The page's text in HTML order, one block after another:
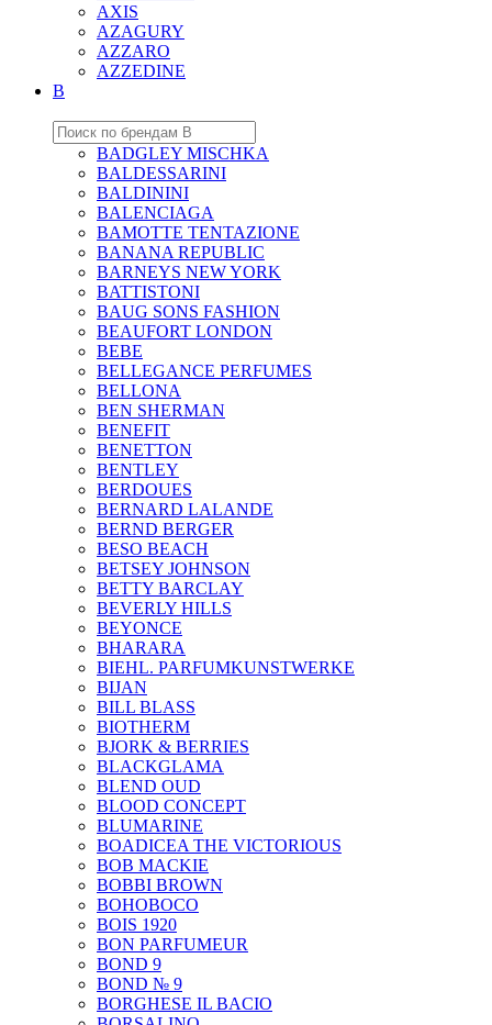
AXIS
AZAGURY
AZZARO
AZZEDINE
B
BADGLEY MISCHKA
BALDESSARINI
BALDININI
BALENCIAGA
BAMOTTE TENTAZIONE
BANANA REPUBLIC
BARNEYS NEW YORK
BATTISTONI
BAUG SONS FASHION
BEAUFORT LONDON
BEBE
BELLEGANCE PERFUMES
BELLONA
BEN SHERMAN
BENEFIT
BENETTON
BENTLEY
BERDOUES
BERNARD LALANDE
BERND BERGER
BESO BEACH
BETSEY JOHNSON
BETTY BARCLAY
BEVERLY HILLS
BEYONCE
BHARARA
BIEHL. PARFUMKUNSTWERKE
BIJAN
BILL BLASS
BIOTHERM
BJORK & BERRIES
BLACKGLAMA
BLEND OUD
BLOOD CONCEPT
BLUMARINE
BOADICEA THE VICTORIOUS
BOB MACKIE
BOBBI BROWN
BOHOBOCO
BOIS 1920
BON PARFUMEUR
BOND 9
BOND № 9
BORGHESE IL BACIO